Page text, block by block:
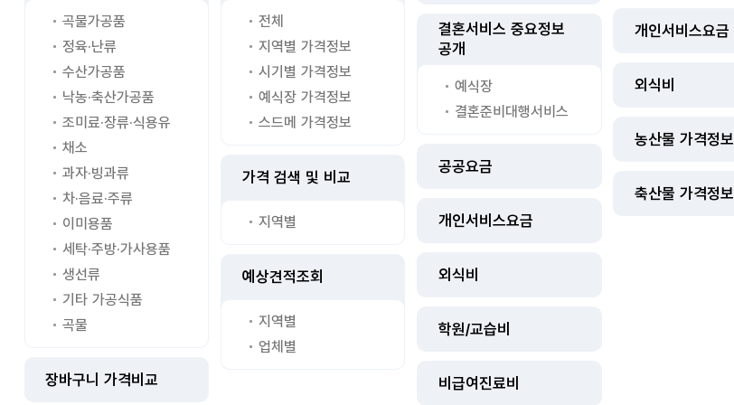
곡물가공품
정육·난류
수산가공품
낙농·축산가공품
조미료·장류·식용유
채소
과자·빙과류
차·음료·주류
이미용품
세탁·주방·가사용품
생선류
기타 가공식품
곡물
장바구니 가격비교
전체
지역별 가격정보
시기별 가격정보
예식장 가격정보
스드메 가격정보
가격 검색 및 비교
지역별
예상견적조회
지역별
업체별
결혼서비스 중요정보
공개
예식장
결혼준비대행서비스
공공요금
개인서비스요금
외식비
학원/교습비
비급여진료비
개인서비스요금
외식비
농산물 가격정보
축산물 가격정보